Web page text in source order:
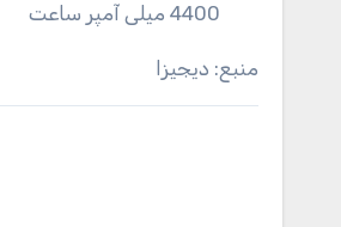
4400 میلی آمپر ساعت
منبع: دیجیزا